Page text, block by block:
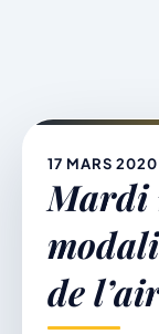
Mairie &
17 MARS 2020
Mardi
de